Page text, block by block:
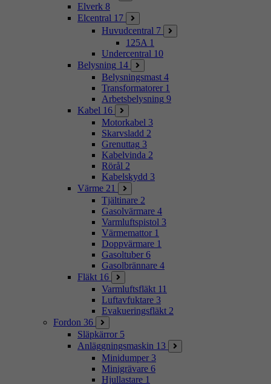
Elverk 8
Elcentral 17
Huvudcentral 7
125A 1
Undercentral 10
Belysning 14
Belysningsmast 4
Transformatorer 1
Arbetsbelysning 9
Kabel 16
Motorkabel 3
Skarvsladd 2
Grenuttag 3
Kabelvinda 2
Rörål 2
Kabelskydd 3
Värme 21
Tjältinare 2
Gasolvärmare 4
Varmluftspistol 3
Värmemattor 1
Doppvärmare 1
Gasoltuber 6
Gasolbrännare 4
Fläkt 16
Varmluftsfläkt 11
Luftavfuktare 3
Evakueringsfläkt 2
Fordon 36
Släpkärror 5
Anläggningsmaskin 13
Minidumper 3
Minigrävare 6
Hjullastare 1